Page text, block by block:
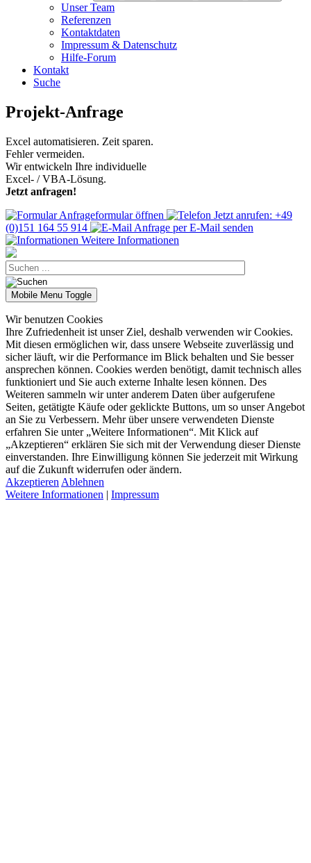
Unser Team
Referenzen
Kontaktdaten
Impressum & Datenschutz
Hilfe-Forum
Kontakt
Suche
Projekt-Anfrage
Excel automatisieren. Zeit sparen.
Fehler vermeiden.
Wir entwickeln Ihre individuelle
Excel- / VBA-Lösung.
Jetzt anfragen!
Anfrageformular öffnen
Jetzt anrufen: +49
(0)151 164 55 914
Anfrage per E-Mail senden
Weitere Informationen
Mobile Menu Toggle
Wir benutzen Cookies
Ihre Zufriedenheit ist unser Ziel, deshalb verwenden wir Cookies.
Mit diesen ermöglichen wir, dass unsere Webseite zuverlässig und
sicher läuft, wir die Performance im Blick behalten und Sie besser
ansprechen können. Cookies werden benötigt, damit technisch alles
funktioniert und Sie auch externe Inhalte lesen können. Des
Weiteren sammeln wir unter anderem Daten über aufgerufene
Seiten, getätigte Käufe oder geklickte Buttons, um so unser Angebot
an Sie zu Verbessern. Mehr über unsere verwendeten Dienste
erfahren Sie unter „Weitere Informationen“. Mit Klick auf
„Akzeptieren“ erklären Sie sich mit der Verwendung dieser Dienste
einverstanden. Ihre Einwilligung können Sie jederzeit mit Wirkung
auf die Zukunft widerrufen oder ändern.
Akzeptieren Ablehnen
Weitere Informationen | Impressum